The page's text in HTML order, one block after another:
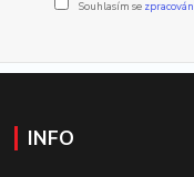
Souhlasím se
INFO